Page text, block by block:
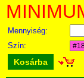
Mennyiség:
Szín:
Kosárba